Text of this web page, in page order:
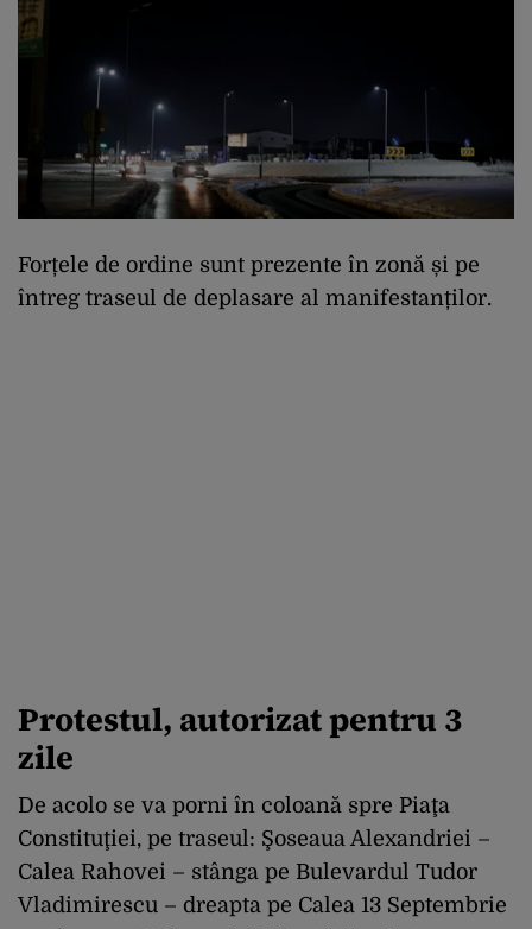
Forțele de ordine sunt prezente în zonă și pe
întreg traseul de deplasare al manifestanților.
Protestul, autorizat pentru 3
zile
De acolo se va porni în coloană spre Piaţa
Constituţiei, pe traseul: Şoseaua Alexandriei –
Calea Rahovei – stânga pe Bulevardul Tudor
Vladimirescu – dreapta pe Calea 13 Septembrie